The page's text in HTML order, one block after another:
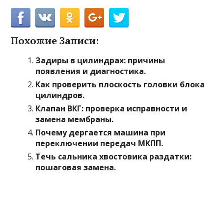
Похожие Записи:
Задиры в цилиндрах: причины
появления и диагностика.
Как проверить плоскость головки блока
цилиндров.
Клапан ВКГ: проверка исправности и
замена мембраны.
Почему дергается машина при
переключении передач МКПП.
Течь сальника хвостовика раздатки:
пошаговая замена.